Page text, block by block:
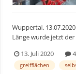
Wuppertal,
Länge wurde jetzt
Greifen, Halten,
Anwendung steht
13. Juli 2020
greifflächen